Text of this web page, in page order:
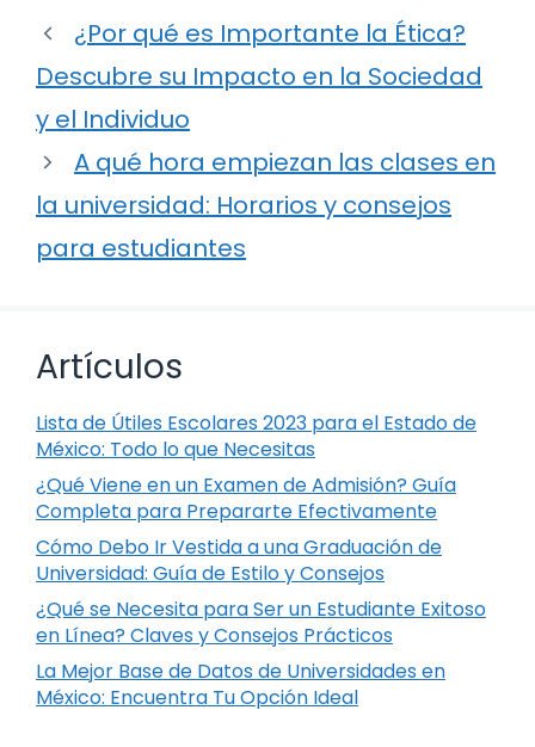
¿Por qué es Importante la Ética?
Descubre su Impacto en la Sociedad
y el Individuo
A qué hora empiezan las clases en
la universidad: Horarios y consejos
para estudiantes
Artículos
Lista de Útiles Escolares 2023 para el Estado de
México: Todo lo que Necesitas
¿Qué Viene en un Examen de Admisión? Guía
Completa para Prepararte Efectivamente
Cómo Debo Ir Vestida a una Graduación de
Universidad: Guía de Estilo y Consejos
¿Qué se Necesita para Ser un Estudiante Exitoso
en Línea? Claves y Consejos Prácticos
La Mejor Base de Datos de Universidades en
México: Encuentra Tu Opción Ideal